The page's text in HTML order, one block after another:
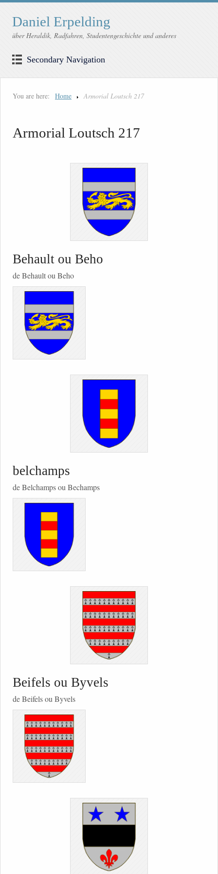
Daniel Erpelding
über Heraldik, Radfahren, Studentengeschichte und anderes
Secondary Navigation
You are here: Home Armorial Loutsch 217
Armorial Loutsch 217
Behault ou Beho
de Behault ou Beho
belchamps
de Belchamps ou Bechamps
Beifels ou Byvels
de Beifels ou Byvels